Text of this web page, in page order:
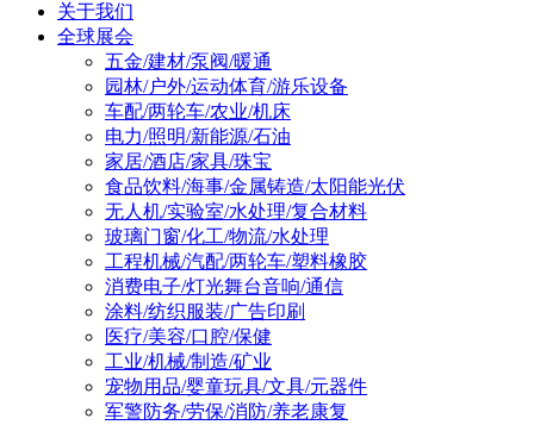
关于我们
全球展会
五金/建材/泵阀/暖通
园林/户外/运动体育/游乐设备
车配/两轮车/农业/机床
电力/照明/新能源/石油
家居/酒店/家具/珠宝
食品饮料/海事/金属铸造/太阳能光伏
无人机/实验室/水处理/复合材料
玻璃门窗/化工/物流/水处理
工程机械/汽配/两轮车/塑料橡胶
消费电子/灯光舞台音响/通信
涂料/纺织服装/广告印刷
医疗/美容/口腔/保健
工业/机械/制造/矿业
宠物用品/婴童玩具/文具/元器件
军警防务/劳保/消防/养老康复